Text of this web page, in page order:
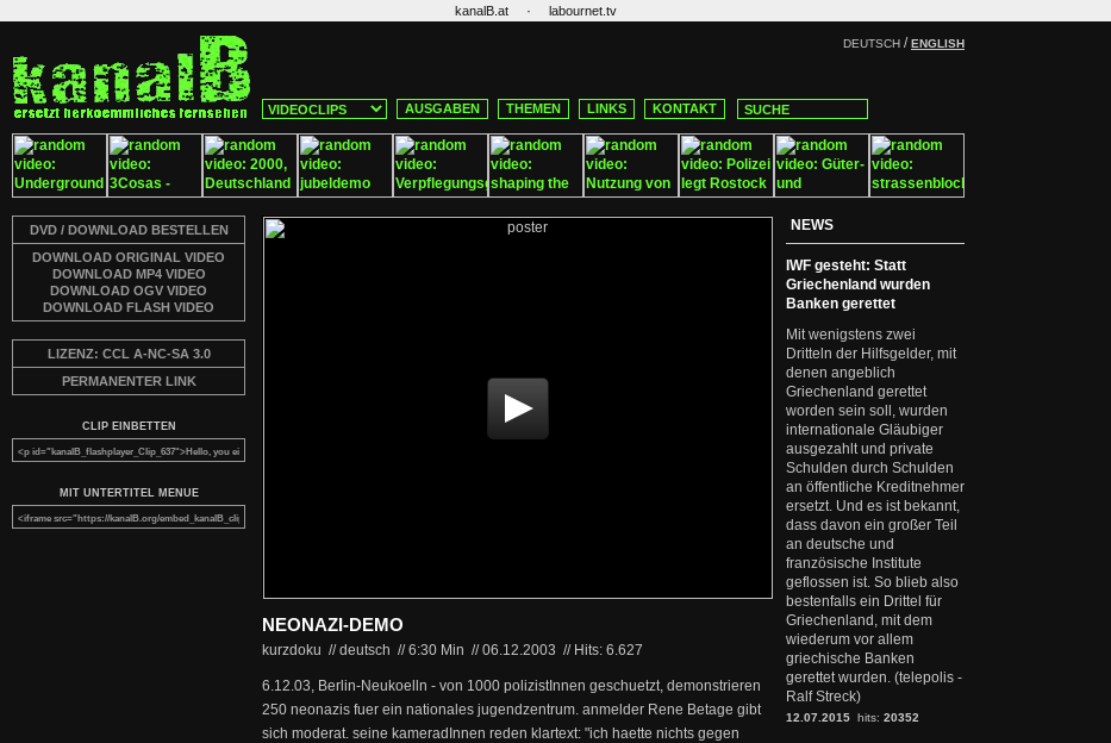
kanalB.at · labournet.tv
DEUTSCH /ENGLISH
AUSGABEN THEMEN LINKS KONTAKT
DVD / DOWNLOAD BESTELLEN
DOWNLOAD ORIGINAL VIDEO
DOWNLOAD MP4 VIDEO
DOWNLOAD OGV VIDEO
DOWNLOAD FLASH VIDEO
LIZENZ: CCL A-NC-SA 3.0
PERMANENTER LINK
CLIP EINBETTEN
MIT UNTERTITEL MENUE
NEONAZI-DEMO
kurzdoku // deutsch //6:30 Min //06.12.2003 // Hits: 6.627
6.12.03, Berlin-Neukoelln - von 1000 polizistInnen geschuetzt, demonstrieren
250 neonazis fuer ein nationales jugendzentrum. anmelder Rene Betage gibt
sich moderat. seine kameradInnen reden klartext: "ich haette nichts gegen
NEWS
IWF gesteht: Statt
Griechenland wurden
Banken gerettet
Mit wenigstens zwei
Dritteln der Hilfsgelder, mit
denen angeblich
Griechenland gerettet
worden sein soll, wurden
internationale Gläubiger
ausgezahlt und private
Schulden durch Schulden
an öffentliche Kreditnehmer
ersetzt. Und es ist bekannt,
dass davon ein großer Teil
an deutsche und
französische Institute
geflossen ist. So blieb also
bestenfalls ein Drittel für
Griechenland, mit dem
wiederum vor allem
griechische Banken
gerettet wurden. (telepolis -
Ralf Streck)
12.07.2015 hits: 20352